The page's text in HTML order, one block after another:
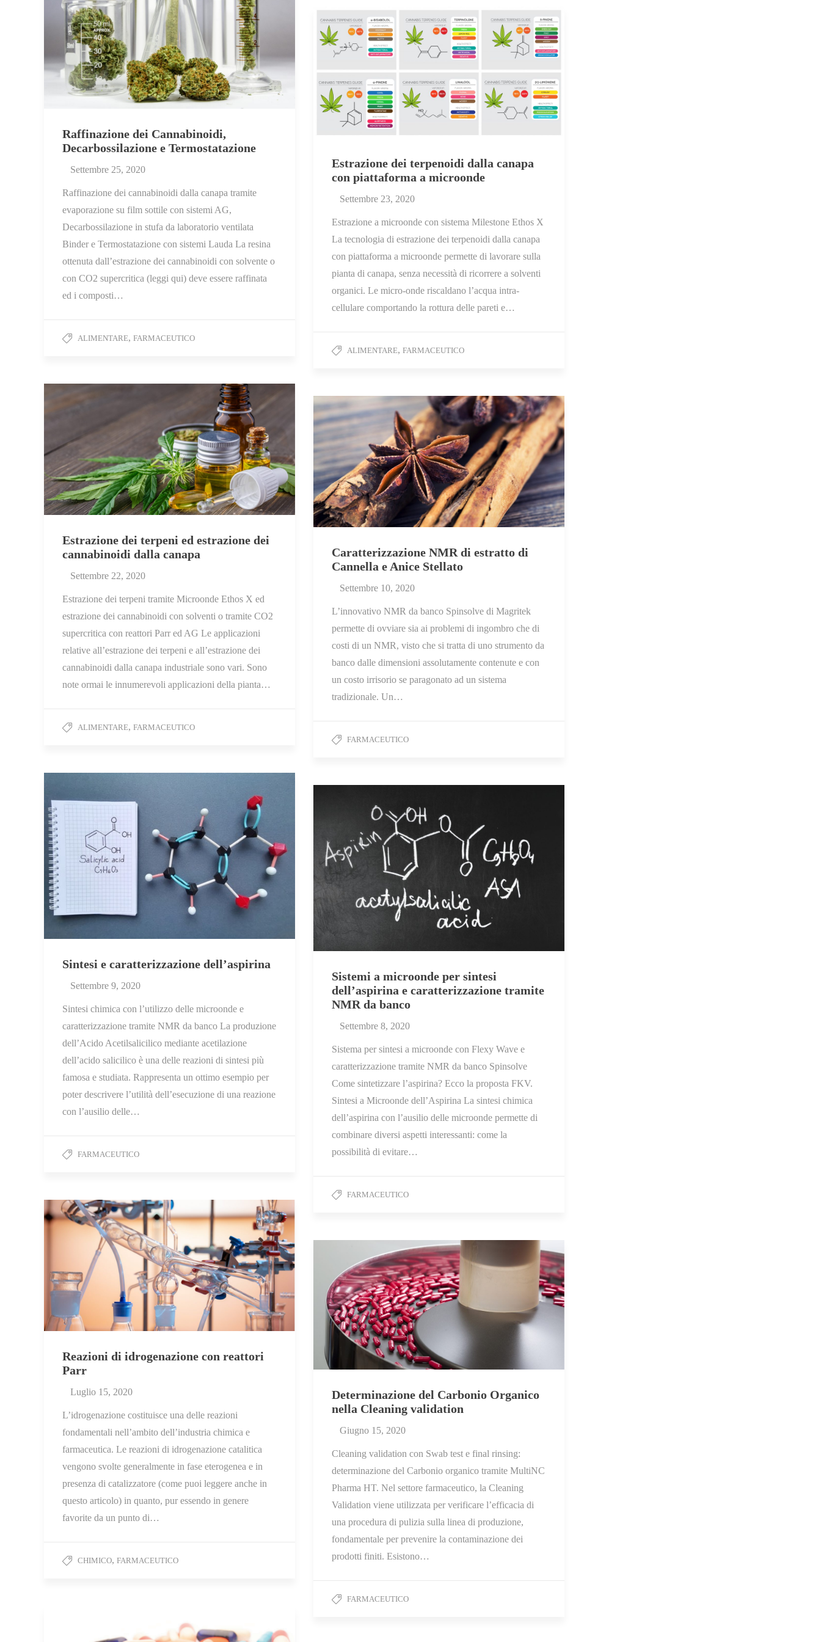
Raffinazione dei Cannabinoidi,
Decarbossilazione e Termostatazione
Settembre 25, 2020
Raffinazione dei cannabinoidi dalla canapa tramite
evaporazione su film sottile con sistemi AG,
Decarbossilazione in stufa da laboratorio ventilata
Binder e Termostatazione con sistemi Lauda La resina
ottenuta dall’estrazione dei cannabinoidi con solvente o
con CO2 supercritica (leggi qui) deve essere raffinata
ed i composti…
ALIMENTARE, FARMACEUTICO
Estrazione dei terpenoidi dalla canapa
con piattaforma a microonde
Settembre 23, 2020
Estrazione a microonde con sistema Milestone Ethos X
La tecnologia di estrazione dei terpenoidi dalla canapa
con piattaforma a microonde permette di lavorare sulla
pianta di canapa, senza necessità di ricorrere a solventi
organici. Le micro-onde riscaldano l’acqua intra-
cellulare comportando la rottura delle pareti e…
ALIMENTARE, FARMACEUTICO
Estrazione dei terpeni ed estrazione dei
cannabinoidi dalla canapa
Settembre 22, 2020
Estrazione dei terpeni tramite Microonde Ethos X ed
estrazione dei cannabinoidi con solventi o tramite CO2
supercritica con reattori Parr ed AG Le applicazioni
relative all’estrazione dei terpeni e all’estrazione dei
cannabinoidi dalla canapa industriale sono vari. Sono
note ormai le innumerevoli applicazioni della pianta…
ALIMENTARE, FARMACEUTICO
Caratterizzazione NMR di estratto di
Cannella e Anice Stellato
Settembre 10, 2020
L’innovativo NMR da banco Spinsolve di Magritek
permette di ovviare sia ai problemi di ingombro che di
costi di un NMR, visto che si tratta di uno strumento da
banco dalle dimensioni assolutamente contenute e con
un costo irrisorio se paragonato ad un sistema
tradizionale. Un…
FARMACEUTICO
Sintesi e caratterizzazione dell’aspirina
Settembre 9, 2020
Sintesi chimica con l’utilizzo delle microonde e
caratterizzazione tramite NMR da banco La produzione
dell’Acido Acetilsalicilico mediante acetilazione
dell’acido salicilico è una delle reazioni di sintesi più
famosa e studiata. Rappresenta un ottimo esempio per
poter descrivere l’utilità dell’esecuzione di una reazione
con l’ausilio delle…
FARMACEUTICO
Sistemi a microonde per sintesi
dell’aspirina e caratterizzazione tramite
NMR da banco
Settembre 8, 2020
Sistema per sintesi a microonde con Flexy Wave e
caratterizzazione tramite NMR da banco Spinsolve
Come sintetizzare l’aspirina? Ecco la proposta FKV.
Sintesi a Microonde dell’Aspirina La sintesi chimica
dell’aspirina con l’ausilio delle microonde permette di
combinare diversi aspetti interessanti: come la
possibilità di evitare…
FARMACEUTICO
Reazioni di idrogenazione con reattori
Parr
Luglio 15, 2020
L’idrogenazione costituisce una delle reazioni
fondamentali nell’ambito dell’industria chimica e
farmaceutica. Le reazioni di idrogenazione catalitica
vengono svolte generalmente in fase eterogenea e in
presenza di catalizzatore (come puoi leggere anche in
questo articolo) in quanto, pur essendo in genere
favorite da un punto di…
CHIMICO, FARMACEUTICO
Determinazione del Carbonio Organico
nella Cleaning validation
Giugno 15, 2020
Cleaning validation con Swab test e final rinsing:
determinazione del Carbonio organico tramite MultiNC
Pharma HT. Nel settore farmaceutico, la Cleaning
Validation viene utilizzata per verificare l’efficacia di
una procedura di pulizia sulla linea di produzione,
fondamentale per prevenire la contaminazione dei
prodotti finiti. Esistono…
FARMACEUTICO